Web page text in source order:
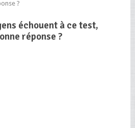
?
échouent à ce test,
réponse ?